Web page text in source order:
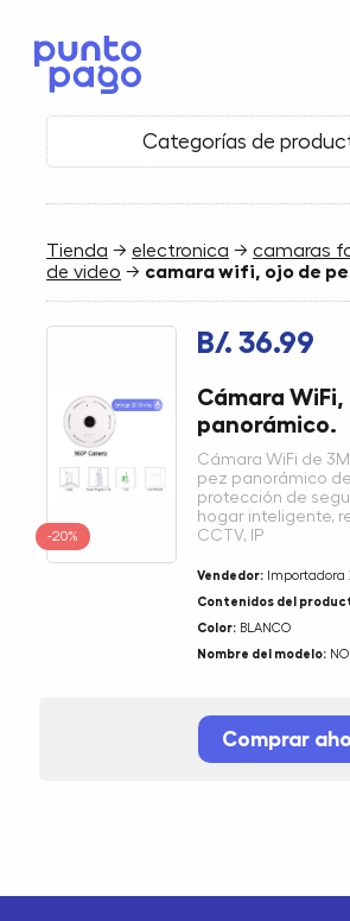
Categorías de
Tienda →electronica →camaras
de video → camara wifi, ojo de
-20%
B/. 36.99
Cámara
panorámico.
Cámara WiFi de
pez panorámico
protección de
hogar inteligente,
CCTV, IP
Vendedor: Importadora
Contenidos del
Color: BLANCO
Nombre del modelo:
Comprar